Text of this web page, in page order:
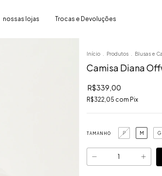
nossas lojas Trocas e Devoluções
Início Produtos Blusas e
Camisa Diana
R$339,00
R$322,05 com Pix
TAMANHO P M G